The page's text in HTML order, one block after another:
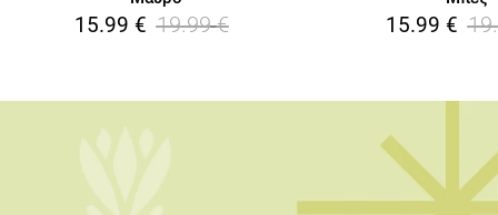
15.99 € 19.99 € 15.99 €